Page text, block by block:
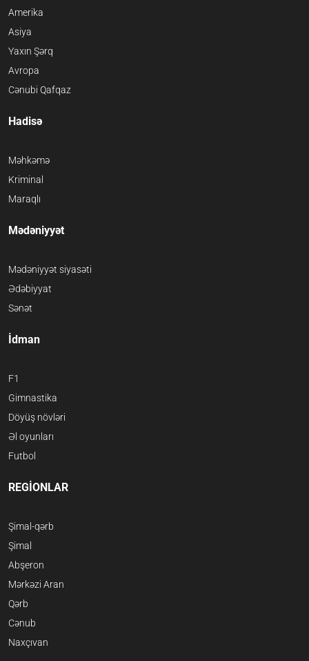
Amerika
Asiya
Yaxın Şərq
Avropa
Cənubi Qafqaz
Hadisə
Məhkəmə
Kriminal
Maraqlı
Mədəniyyət
Mədəniyyət siyasəti
Ədəbiyyat
Sənət
İdman
F1
Gimnastika
Döyüş növləri
Əl oyunları
Futbol
REGİONLAR
Şimal-qərb
Şimal
Abşeron
Mərkəzi Aran
Qərb
Cənub
Naxçıvan